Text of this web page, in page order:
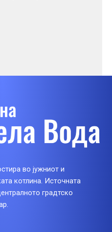
во јужниот и
котлина. Источната
градтско